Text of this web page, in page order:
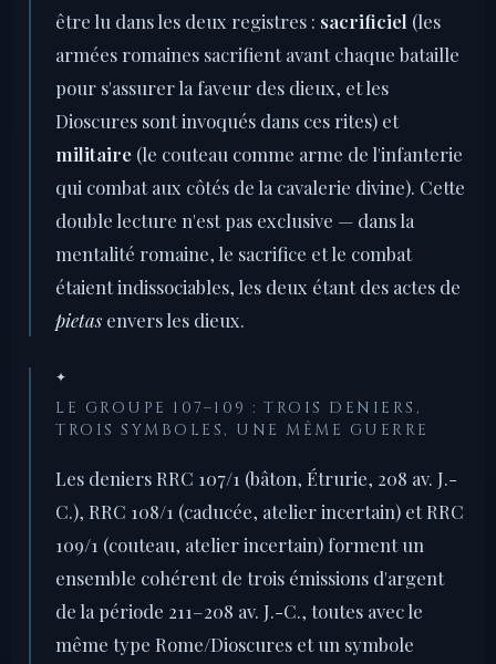
être lu dans les deux registres : sacrificiel (les
armées romaines sacrifient avant chaque bataille
pour s'assurer la faveur des dieux, et les
Dioscures sont invoqués dans ces rites) et
militaire (le couteau comme arme de l'infanterie
qui combat aux côtés de la cavalerie divine). Cette
double lecture n'est pas exclusive — dans la
mentalité romaine, le sacrifice et le combat
étaient indissociables, les deux étant des actes de
pietas envers les dieux.
✦
LE GROUPE 107–109 : TROIS DENIERS,
TROIS SYMBOLES, UNE MÊME GUERRE
Les deniers RRC 107/1 (bâton, Étrurie, 208 av. J.-
C.), RRC 108/1 (caducée, atelier incertain) et RRC
109/1 (couteau, atelier incertain) forment un
ensemble cohérent de trois émissions d'argent
de la période 211–208 av. J.-C., toutes avec le
même type Rome/Dioscures et un symbole